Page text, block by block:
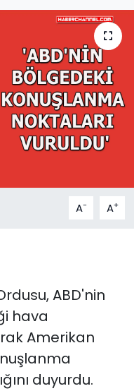
A- A+
ABD'nin
hava
Amerikan
duyurdu.